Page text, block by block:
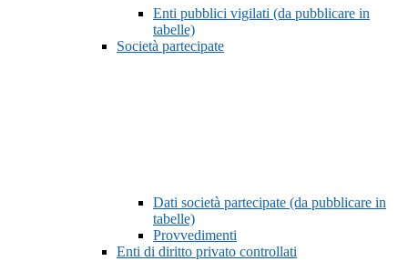
Enti pubblici vigilati (da pubblicare in
tabelle)
Società partecipate
Dati società partecipate (da pubblicare in
tabelle)
Provvedimenti
Enti di diritto privato controllati